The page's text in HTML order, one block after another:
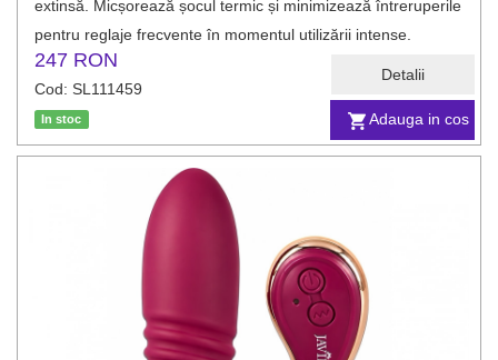
Adauga in cos
Detalii
extinsă. Micșorează șocul termic și minimizează întreruperile
pentru reglaje frecvente în momentul utilizării intense.
247 RON
Cod: SL111459
In stoc